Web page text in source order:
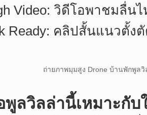
Video: วิดีโอพาชมลื่
Ready: คลิปสั้นแนวตั้
ถ่ายภาพมุมสูง Drone บ้านพักพูล
พูลวิลล่านี้เหมาะกับ